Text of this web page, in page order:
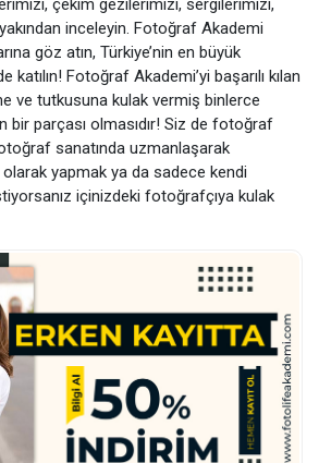
inceleyin. Fotoğraf Akademi
göz atın, Türkiye’nin en büyük
Fotoğraf Akademi’yi başarılı kılan
ve tutkusuna kulak vermiş binlerce
bir parçası olmasıdır! Siz de fotoğraf
sanatında uzmanlaşarak
yapmak ya da sadece kendi
içinizdeki fotoğrafçıya kulak